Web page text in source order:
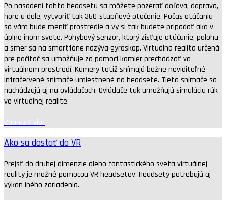
Po nasadení tohto headsetu sa môžete pozerať doľava, doprava,
hore a dole, vytvoriť tak 360-stupňové otočenie. Počas otáčania
sa vám bude meniť prostredie a vy si tak budete pripadať ako v
úplne inom svete. Pohybový senzor, ktorý zisťuje otáčanie, polohu
a smer sa na smartfóne nazýva gyroskop. Virtuálna realita určená
pre počítač sa umožňuje za pomoci kamier prechádzať vo
virtuálnom prostredí. Kamery totiž snímajú bežne neviditeľné
infračervené snímače umiestnené na headsete. Tieto snímače sa
nachádzajú aj na ovládačoch. Ovládače tak umožňujú simuláciu rúk
vo virtuálnej realite.
Zobraziť viac
Ako sa dostať do VR
Prejsť do druhej dimenzie alebo fantastického sveta virtuálnej
reality je možné pomocou VR headsetov. Headsety potrebujú aj
výkon iného zariadenia.